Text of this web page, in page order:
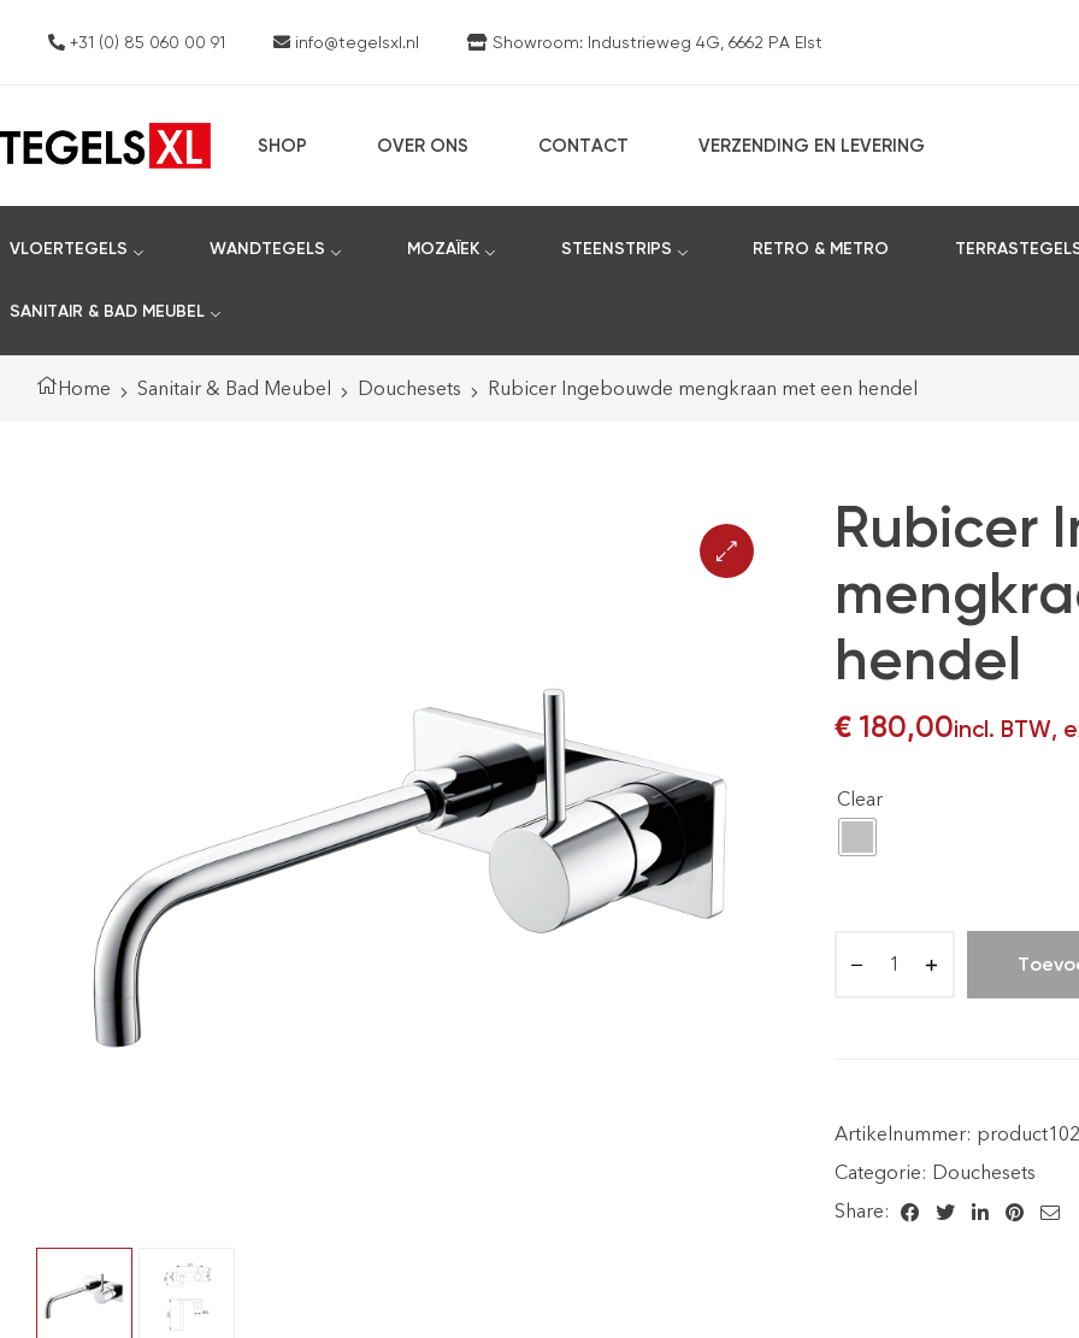
+31 (0) 85 060 00 91 info@tegelsxl.nl Showroom: Industrieweg 4G, 6662 PA Elst
SHOP OVER ONS CONTACT VERZENDING EN LEVERING
VLOERTEGELS WANDTEGELS MOZAÏEK STEENSTRIPS RETRO & METRO
SANITAIR & BAD MEUBEL
Home Sanitair & Bad Meubel Douchesets Rubicer Ingebouwde mengkraan met een hendel
Rubicer
hendel
€180,00incl. BTW,
Clear
Artikelnummer:
Categorie: Douchesets
Share: